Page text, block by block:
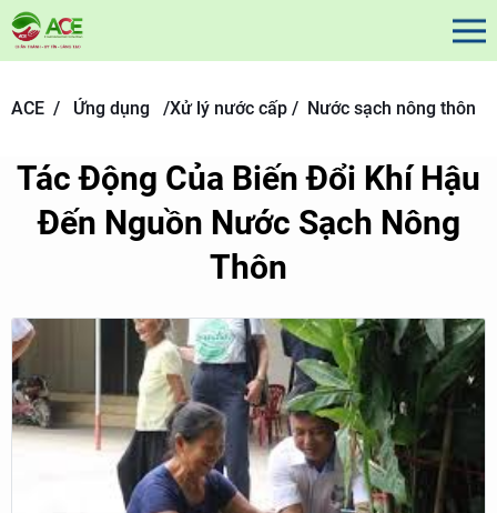
ACE / Ứng dụng /Xử lý nước cấp / Nước sạch nông thôn
Tác Động Của Biến Đổi Khí Hậu
Đến Nguồn Nước Sạch Nông
Thôn